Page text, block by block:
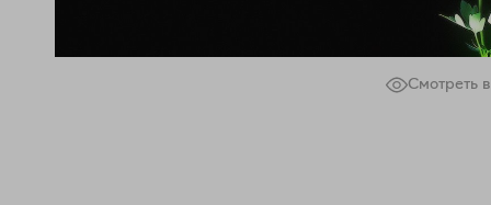
Смотреть